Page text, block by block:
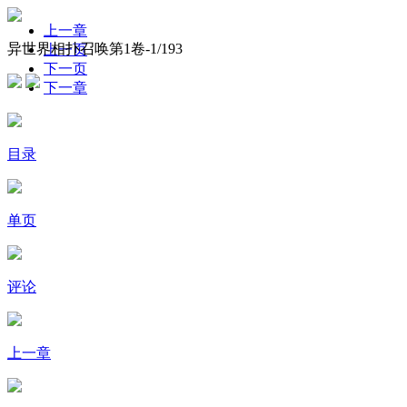
异世界相扑召唤第1卷-1/193
上一章
上一页
下一页
下一章
目录
单页
评论
上一章